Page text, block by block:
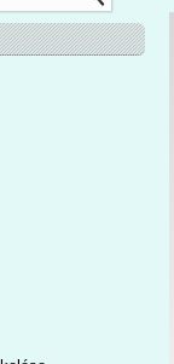
én a tanévzáró
eseményekben
közös programok,
a tanévet.